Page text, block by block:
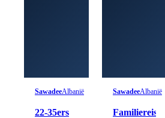
SawadeeAlbanië
22-35ers
SawadeeAlbanië
Familiereis